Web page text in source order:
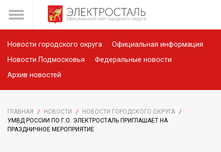
Новости городского округа
Официальная информация
Новости Подмосковья
Федеральные новости
Архив новостей
ГЛАВНАЯ / НОВОСТИ / НОВОСТИ ГОРОДСКОГО ОКРУГА /
УМВД РОССИИ ПО Г.О. ЭЛЕКТРОСТАЛЬ ПРИГЛАШАЕТ НА
ПРАЗДНИЧНОЕ МЕРОПРИЯТИЕ